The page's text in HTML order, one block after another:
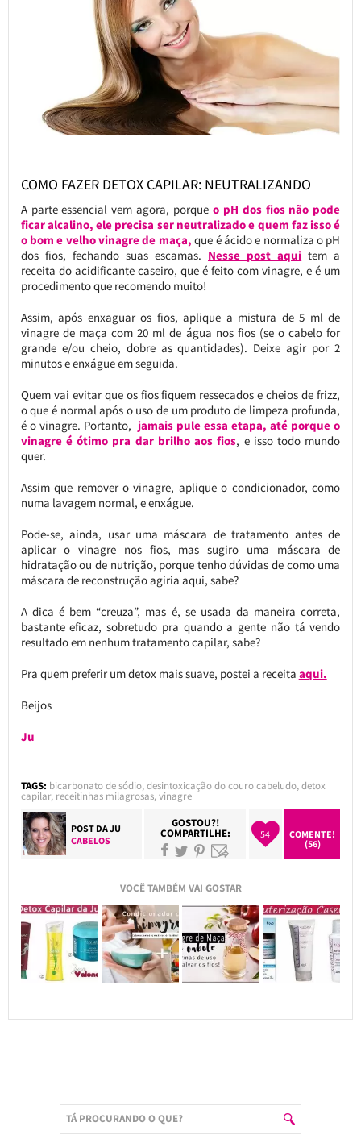
COMO FAZER DETOX CAPILAR: NEUTRALIZANDO
A parte essencial vem agora, porque o pH dos fios não pode
ficar alcalino, ele precisa ser neutralizado e quem faz isso é
o bom e velho vinagre de maça,que é ácido e normaliza o pH
dos fios, fechando suas escamas. Nesse post aqui tem a
receita do acidificante caseiro, que é feito com vinagre, e é um
procedimento que recomendo muito!
Assim, após enxaguar os fios, aplique a mistura de 5 ml de
vinagre de maça com 20 ml de água nos fios (se o cabelo for
grande e/ou cheio, dobre as quantidades). Deixe agir por 2
minutos e enxágue em seguida.
Quem vai evitar que os fios fiquem ressecados e cheios de frizz,
o que é normal após o uso de um produto de limpeza profunda,
é o vinagre. Portanto, jamais pule essa etapa, até porque o
vinagre é ótimo pra dar brilho aos fios, e isso todo mundo
quer.
Assim que remover o vinagre, aplique o condicionador, como
numa lavagem normal, e enxágue.
Pode-se, ainda, usar uma máscara de tratamento antes de
aplicar o vinagre nos fios, mas sugiro uma máscara de
hidratação ou de nutrição, porque tenho dúvidas de como uma
máscara de reconstrução agiria aqui, sabe?
A dica é bem “creuza”, mas é, se usada da maneira correta,
bastante eficaz, sobretudo pra quando a gente não tá vendo
resultado em nenhum tratamento capilar, sabe?
Pra quem preferir um detox mais suave, postei a receita aqui.
Beijos
Ju
TAGS: bicarbonato de sódio,desintoxicação do couro cabeludo,detox
capilar, receitinhas milagrosas,vinagre
POST DAJU
CABELOS
GOSTOU?!
COMPARTILHE: 54
COMENTE!
(56)
VOCÊ TAMBÉM VAI GOSTAR